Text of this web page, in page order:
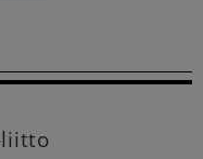
liitto